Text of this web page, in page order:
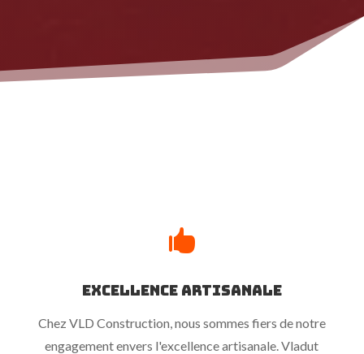

Excellence Artisanale
Chez VLD Construction, nous sommes fiers de notre
engagement envers l'excellence artisanale. Vladut